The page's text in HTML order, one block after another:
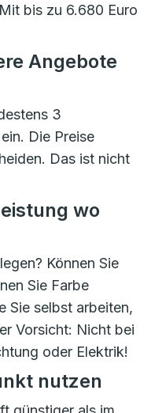
bis zu 6.680 Euro
Angebote
3
Die Preise
Das ist nicht
wo
Können Sie
Sie Farbe
Sie selbst arbeiten,
Vorsicht: Nicht bei
oder Elektrik!
nutzen